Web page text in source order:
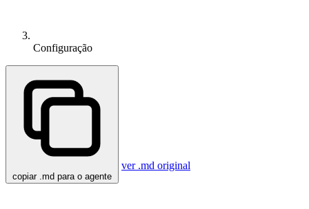
Configuração
copiar .md para o agente
ver .md original